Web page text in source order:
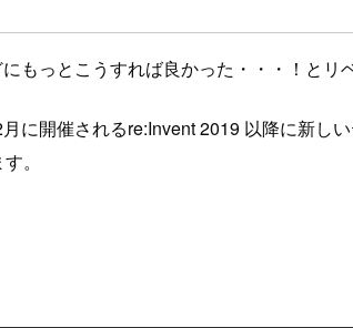
っとこうすれば良かった・・・！とリ
に開催されるre:Invent 2019 以降に新し
。